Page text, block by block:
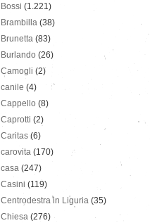
Bossi (1.221)
Brambilla (38)
Brunetta (83)
Burlando (26)
Camogli (2)
canile (4)
Cappello (8)
Caprotti (2)
Caritas (6)
carovita (170)
casa (247)
Casini (119)
Centrodestra in Liguria (35)
Chiesa (276)